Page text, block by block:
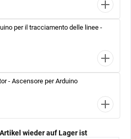
per il tracciamento delle linee -
- Ascensore per Arduino
wieder auf Lager ist